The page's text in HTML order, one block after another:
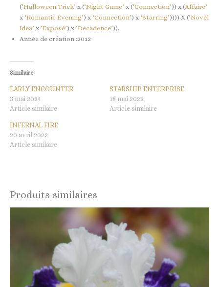
(‘Halloween Trick’ x (‘Night Game’ x (‘Connection’)) x (Affaire’
x ‘Romantic Evening’) x ‘Connection’) x ‘Starring’)))) X (‘Novel
Idea’ x ‘Exposé’) x ‘Decadence’)).
Année de création :2012
Similaire
EARLY ENCOUNTER
3 mai 2024
Article similaire
STARSHIP ENTERPRISE
18 mai 2022
Article similaire
INFERNAL FIRE
20 avril 2022
Article similaire
Produits similaires